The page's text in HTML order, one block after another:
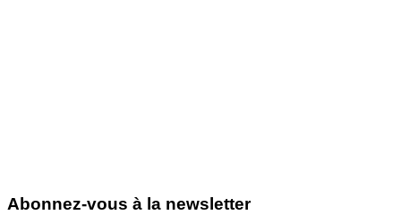
Abonnez-vous à la newsletter